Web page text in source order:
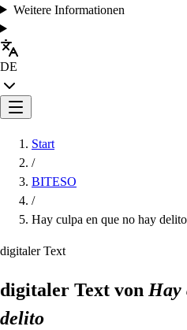
Weitere Informationen
DE
Start
/
BITESO
/
Hay culpa en que no hay delito
digitaler Text
digitaler Text von Hay
delito